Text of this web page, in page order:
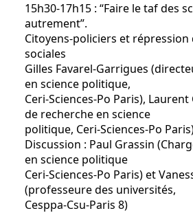
15h30-17h15 : “Faire le taf des
autrement”.
Citoyens-policiers et répression
sociales
Gilles Favarel-Garrigues
en science politique,
Ceri-Sciences-Po Paris),
de recherche en science
politique, Ceri-Sciences-Po
Discussion : Paul Grassin
en science politique
Ceri-Sciences-Po Paris) et
(professeure des universités,
Cesppa-Csu-Paris 8)